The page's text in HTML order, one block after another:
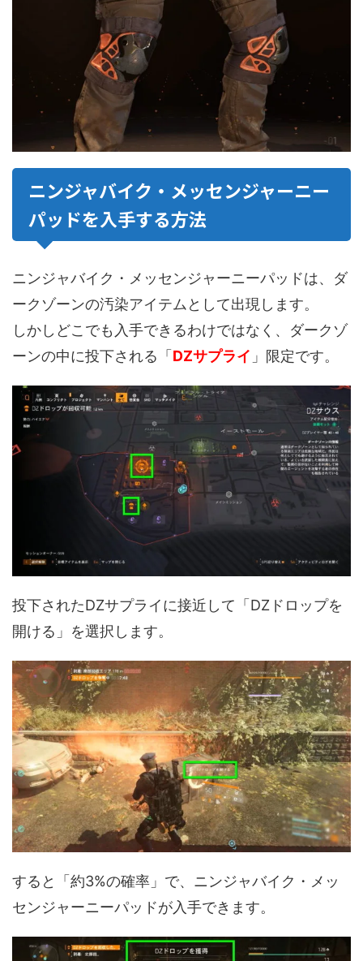
ニンジャバイク・メッセンジャーニー
パッドを入手する方法
ニンジャバイク・メッセンジャーニーパッドは、ダ
ークゾーンの汚染アイテムとして出現します。
しかしどこでも入手できるわけではなく、ダークゾ
ーンの中に投下される「 DZサプライ 」限定です。
投下されたDZサプライに接近して「DZドロップを
開ける」を選択します。
すると「約3%の確率」で、ニンジャバイク・メッ
センジャーニーパッドが入手できます。